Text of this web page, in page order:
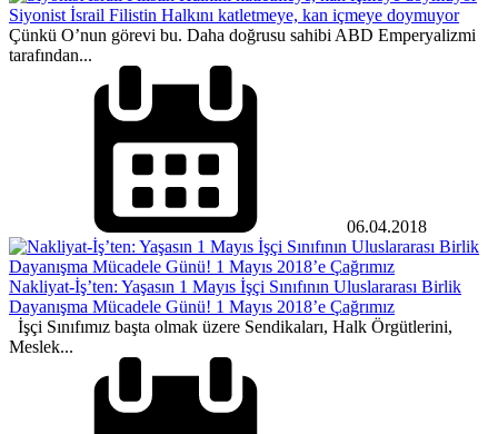
Siyonist İsrail Filistin Halkını katletmeye, kan içmeye doymuyor
Çünkü O’nun görevi bu. Daha doğrusu sahibi ABD Emperyalizmi
tarafından...
06.04.2018
Nakliyat-İş’ten: Yaşasın 1 Mayıs İşçi Sınıfının Uluslararası Birlik
Dayanışma Mücadele Günü! 1 Mayıs 2018’e Çağrımız
İşçi Sınıfımız başta olmak üzere Sendikaları, Halk Örgütlerini,
Meslek...